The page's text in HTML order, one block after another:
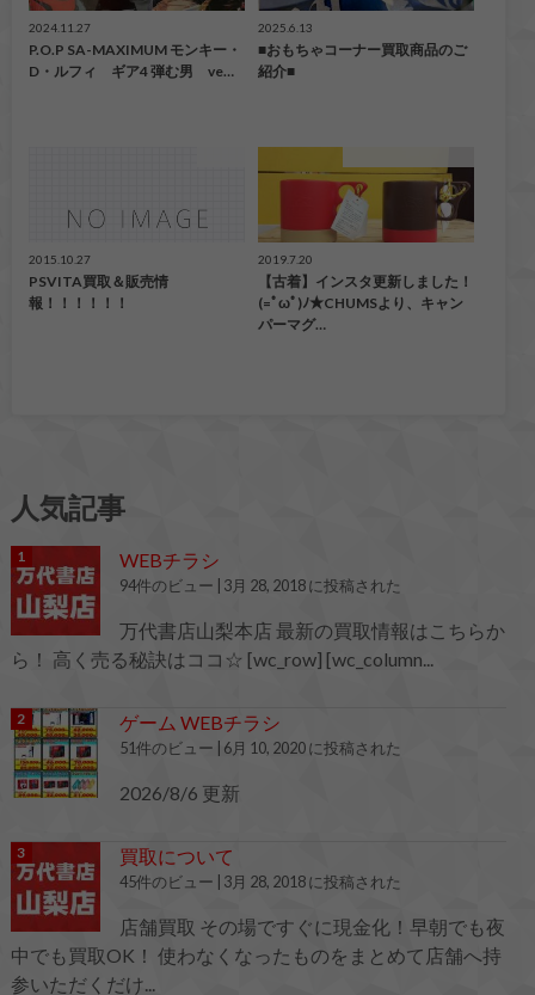
2024.11.27
P.O.P SA-MAXIMUM モンキー・
D・ルフィ ギア4 弾む男 ve…
2025.6.13
■おもちゃコーナー買取商品のご
紹介■
2015.10.27
PSVITA買取＆販売情
報！！！！！！
2019.7.20
【古着】インスタ更新しました！
(=ﾟωﾟ)ﾉ★CHUMSより、キャン
パーマグ…
人気記事
WEBチラシ
94件のビュー 3月 28, 2018 に投稿された
万代書店山梨本店 最新の買取情報はこちらか
ら！ 高く売る秘訣はココ☆ [wc_row] [wc_column...
ゲーム WEBチラシ
51件のビュー 6月 10, 2020 に投稿された
2026/8/6 更新
買取について
45件のビュー 3月 28, 2018 に投稿された
店舗買取 その場ですぐに現金化！早朝でも夜
中でも買取OK！ 使わなくなったものをまとめて店舗へ持
参いただくだけ...